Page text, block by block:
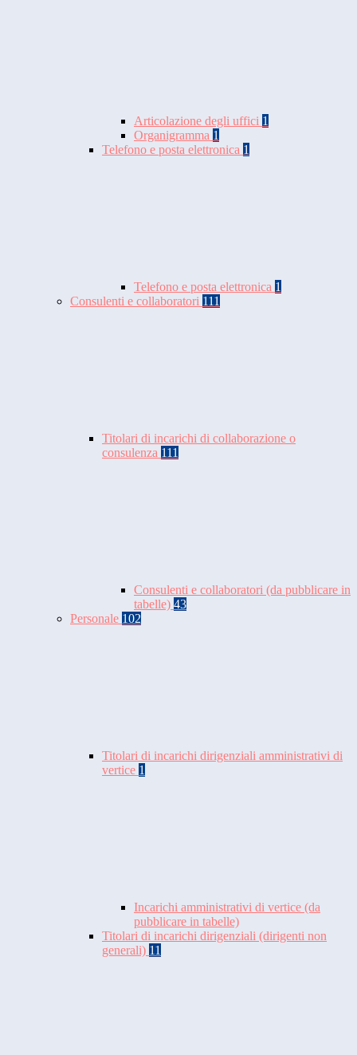
Articolazione degli uffici 1
Organigramma 1
Telefono e posta elettronica 1
Telefono e posta elettronica 1
Consulenti e collaboratori 111
Titolari di incarichi di collaborazione o
consulenza 111
Consulenti e collaboratori (da pubblicare in
tabelle) 43
Personale 102
Titolari di incarichi dirigenziali amministrativi di
vertice 1
Incarichi amministrativi di vertice (da
pubblicare in tabelle)
Titolari di incarichi dirigenziali (dirigenti non
generali) 11